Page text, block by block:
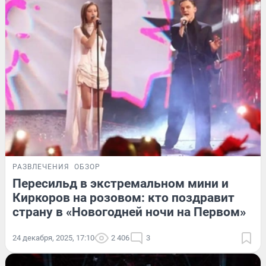
РАЗВЛЕЧЕНИЯ ОБЗОР
Пересильд в экстремальном мини и
Киркоров на розовом: кто поздравит
страну в «Новогодней ночи на Первом»
24 декабря, 2025, 17:10 2 406 3